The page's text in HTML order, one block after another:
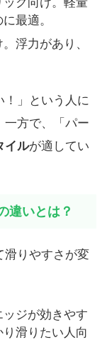
最適。
浮力があり、
」という人に
一方で、「パー
イルが適してい
違いとは？
滑りやすさが変
ッジが効きやす
滑りたい人向